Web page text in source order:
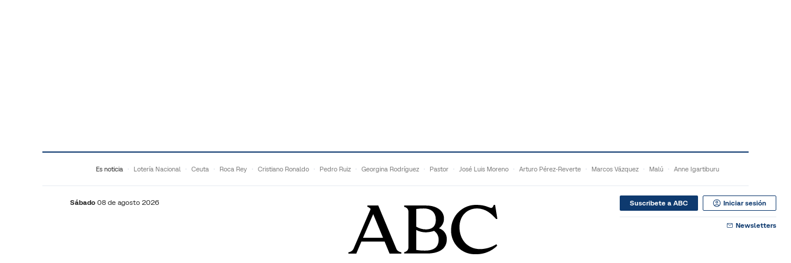
Es noticia Lotería Nacional Ceuta Roca Rey Cristiano Ronaldo Pedro Ruiz Georgina Rodríguez Pastor José Luis Moreno Arturo Pérez-Reverte Marcos Vázquez Malú Anne Igartiburu
Sábado 08 de agosto 2026 Suscribete a ABC Iniciar sesión
Newsletters